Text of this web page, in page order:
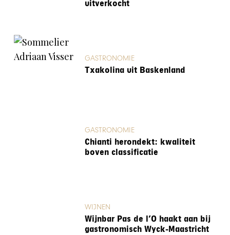
uitverkocht
GASTRONOMIE
Txakolina uit Baskenland
GASTRONOMIE
Chianti herondekt: kwaliteit
boven classificatie
WIJNEN
Wijnbar Pas de l’O haakt aan bij
gastronomisch Wyck-Maastricht